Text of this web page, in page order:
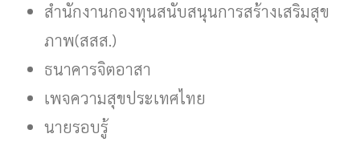
สำนักงานกองทุนสนับสนุนการสร้างเสริมสุข
ภาพ(สสส.)
ธนาคารจิตอาสา
เพจความสุขประเทศไทย
นายรอบรู้